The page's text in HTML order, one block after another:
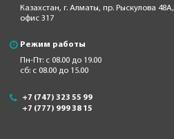
Казахстан, г. Алматы, пр. Рыскулова 48А,
офис 317
Режим работы
Пн-Пт: с 08.00 до 19.00
сб: с 08.00 до 15.00
+7 (747) 323 55 99
+7 (777) 999 38 15